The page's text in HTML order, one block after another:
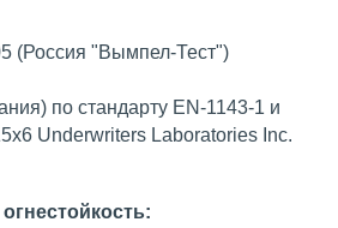
(Россия "Вымпел-Тест")
по стандарту EN-1143-1 и
Underwriters Laboratories Inc.